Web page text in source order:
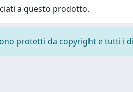
a questo prodotto.
protetti da copyright e tutti i